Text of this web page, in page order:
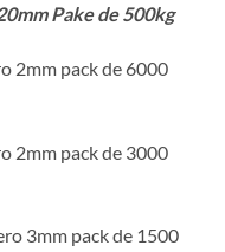
Pake de 500kg
2mm pack de 6000
2mm pack de 3000
3mm pack de 1500